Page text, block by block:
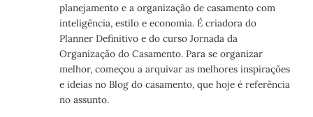
planejamento e a organização de casamento com
inteligência, estilo e economia. É criadora do
Planner Definitivo e do curso Jornada da
Organização do Casamento. Para se organizar
melhor, começou a arquivar as melhores inspirações
e ideias no Blog do casamento, que hoje é referência
no assunto.